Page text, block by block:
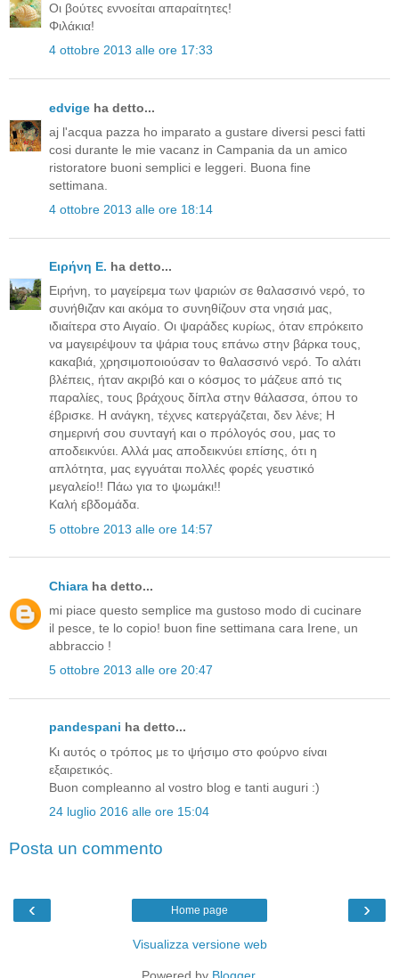
Οι βούτες εννοείται απαραίτητες!
Φιλάκια!
4 ottobre 2013 alle ore 17:33
edvige ha detto...
aj l'acqua pazza ho imparato a gustare diversi pesci fatti
cosi durante le mie vacanz in Campania da un amico
ristoratore buoni semplici e leggeri. Buona fine
settimana.
4 ottobre 2013 alle ore 18:14
Ειρήνη Ε. ha detto...
Ειρήνη, το μαγείρεμα των ψαριών σε θαλασσινό νερό, το
συνήθιζαν και ακόμα το συνηθίζουν στα νησιά μας,
ιδιαίτερα στο Αιγαίο. Οι ψαράδες κυρίως, όταν επρόκειτο
να μαγειρέψουν τα ψάρια τους επάνω στην βάρκα τους,
κακαβιά, χρησιμοποιούσαν το θαλασσινό νερό. Το αλάτι
βλέπεις, ήταν ακριβό και ο κόσμος το μάζευε από τις
παραλίες, τους βράχους δίπλα στην θάλασσα, όπου το
έβρισκε. Η ανάγκη, τέχνες κατεργάζεται, δεν λένε; Η
σημερινή σου συνταγή και ο πρόλογός σου, μας το
αποδεικνύει. Αλλά μας αποδεικνύει επίσης, ότι η
απλότητα, μας εγγυάται πολλές φορές γευστικό
μεγαλείο!! Πάω για το ψωμάκι!!
Καλή εβδομάδα.
5 ottobre 2013 alle ore 14:57
Chiara ha detto...
mi piace questo semplice ma gustoso modo di cucinare
il pesce, te lo copio! buon fine settimana cara Irene, un
abbraccio !
5 ottobre 2013 alle ore 20:47
pandespani ha detto...
Κι αυτός ο τρόπος με το ψήσιμο στο φούρνο είναι
εξαιρετικός.
Buon compleanno al vostro blog e tanti auguri :)
24 luglio 2016 alle ore 15:04
Posta un commento
‹ ›
Home page
Visualizza versione web
Powered by Blogger.